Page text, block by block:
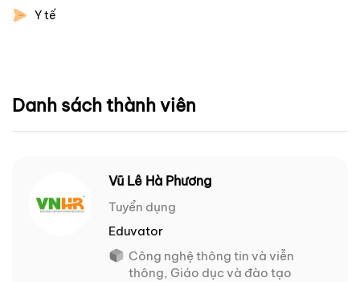
Y tế
Danh sách thành viên
Vũ Lê Hà Phương
Tuyển dụng
Eduvator
Công nghệ thông tin và viễn
thông, Giáo dục và đào tạo